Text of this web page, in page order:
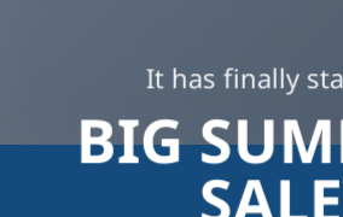
It has finally
BIG